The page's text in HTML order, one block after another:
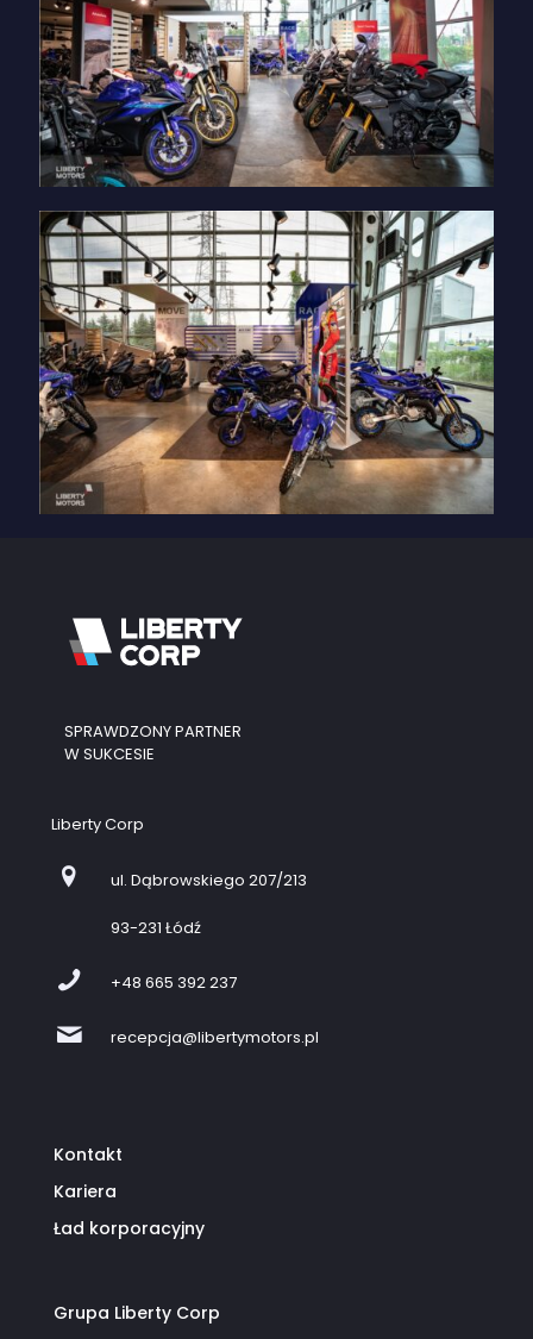
SPRAWDZONY PARTNER
W SUKCESIE
Liberty Corp
ul. Dąbrowskiego 207/213
93-231 Łódź
+48 665 392 237
recepcja@libertymotors.pl
Kontakt
Kariera
Ład korporacyjny
Grupa Liberty Corp